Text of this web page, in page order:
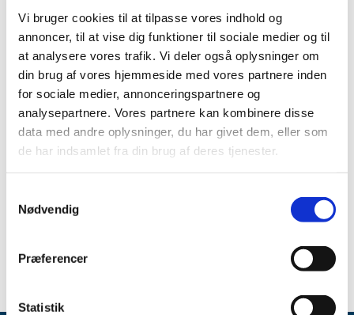
Vi bruger cookies til at tilpasse vores indhold og
annoncer, til at vise dig funktioner til sociale medier og til
at analysere vores trafik. Vi deler også oplysninger om
din brug af vores hjemmeside med vores partnere inden
for sociale medier, annonceringspartnere og
analysepartnere. Vores partnere kan kombinere disse
data med andre oplysninger, du har givet dem, eller som
de har indsamlet fra din brug af deres tjenester.
Nødvendig
Præferencer
Statistik
Aktivt stof:Esomeprazol
ATC-kode: A02BC05
Forventet periode: Midt oktober 2024 - slut januar 2026
Årsag:Forsinkelser hos fremstiller
Virksomhed:Stada Nordic ApS
Gå til Lægemiddelstyrelsens
Meddelelser om forsyning af